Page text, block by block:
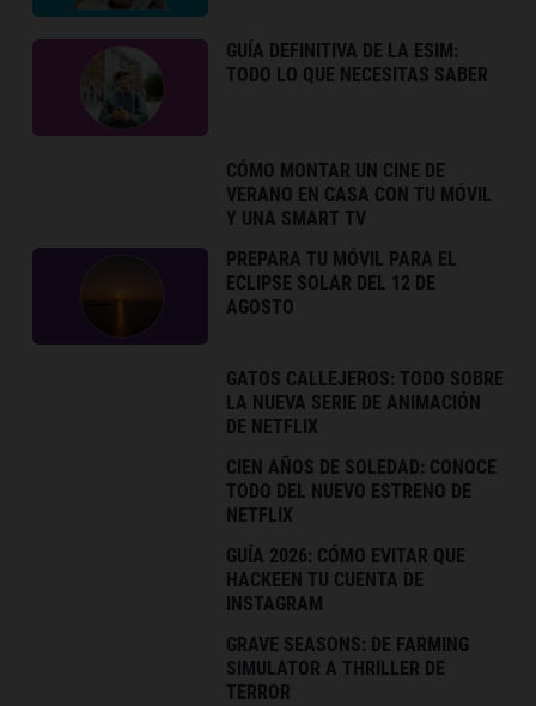
GUÍA DEFINITIVA DE LA ESIM:
TODO LO QUE NECESITAS SABER
CÓMO MONTAR UN CINE DE
VERANO EN CASA CON TU MÓVIL
Y UNA SMART TV
PREPARA TU MÓVIL PARA EL
ECLIPSE SOLAR DEL 12 DE
AGOSTO
GATOS CALLEJEROS: TODO SOBRE
LA NUEVA SERIE DE ANIMACIÓN
DE NETFLIX
CIEN AÑOS DE SOLEDAD: CONOCE
TODO DEL NUEVO ESTRENO DE
NETFLIX
GUÍA 2026: CÓMO EVITAR QUE
HACKEEN TU CUENTA DE
INSTAGRAM
GRAVE SEASONS: DE FARMING
SIMULATOR A THRILLER DE
TERROR